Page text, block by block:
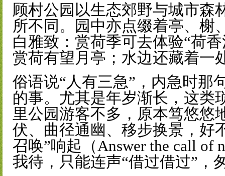
顾村公园以生态郊野与城市森
所不同。园中亦点缀着亭、榭
白雅致：赏荷季可去体验“荷
赏荷有望月亭；水边还藏着
俗语说“人有三急”，内急时那
的事。尤其是年岁渐长，这类
里公园游客不多，原本笃悠悠
伏、曲径通幽、移步换景，好
召唤”响起（Answer the call of
我待，只能连声“借过借过”，